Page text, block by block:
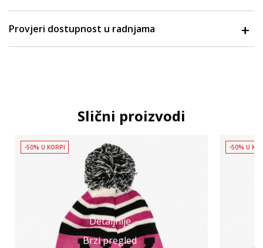
Provjeri dostupnost u radnjama
Slični proizvodi
Detaljnije
Brzi pregled
-50% U KORPI -50% U